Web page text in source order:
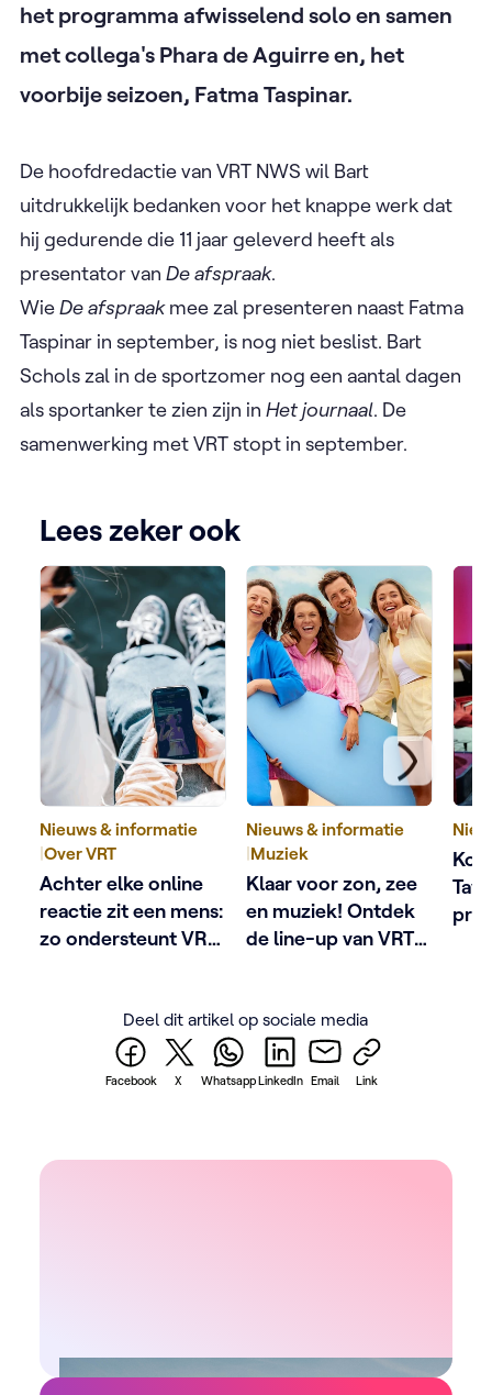
het programma afwisselend solo en samen
met collega's Phara de Aguirre en, het
voorbije seizoen, Fatma Taspinar.
De hoofdredactie van VRT NWS wil Bart
uitdrukkelijk bedanken voor het knappe werk dat
hij gedurende die 11 jaar geleverd heeft als
presentator van De afspraak.
WieDe afspraakmee zal presenteren naast Fatma
Taspinar in september, is nog niet beslist. Bart
Schols zal in de sportzomer nog een aantal dagen
als sportanker te zien zijn in Het journaal. De
samenwerking met VRT stopt in september.
Lees zeker ook
Nieuws & informatie
|Over VRT
Achter elke online
reactie zit een mens:
zo ondersteunt VRT
Nieuws & informatie
|Muziek
Klaar voor zon, zee
en muziek! Ontdek
de line-up van VRT
Deel dit artikel op sociale media
Facebook X WhatsappLinkedIn Email Link